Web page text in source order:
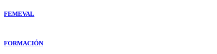
FEMEVAL
FORMACIÓN